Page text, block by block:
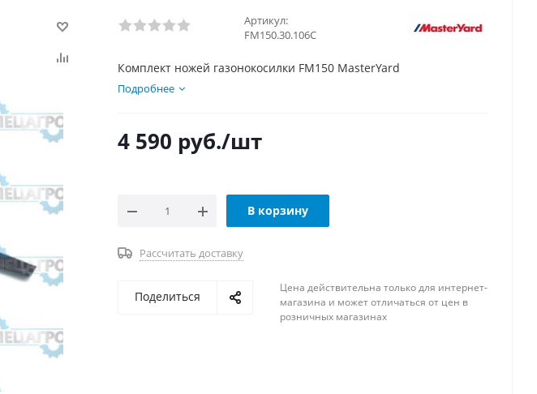
Артикул:
FM150.30.106C
Комплект ножей газонокосилки FM150 MasterYard
Подробнее
4 590 руб./шт
В корзину
Рассчитать доставку
Поделиться
Цена действительна только для интернет-
магазина и может отличаться от цен в
розничных магазинах